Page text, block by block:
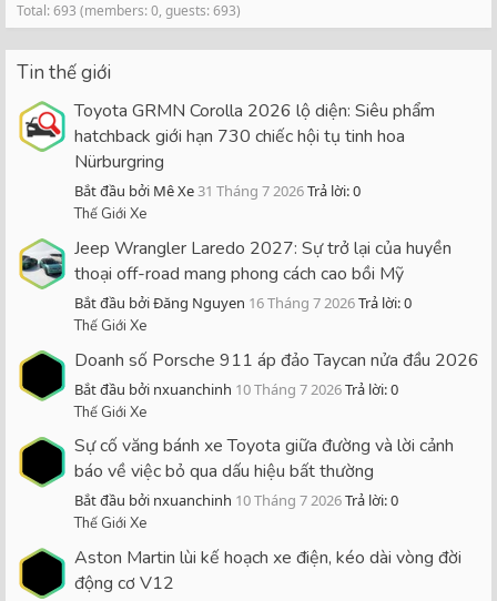
Total: 693 (members: 0, guests: 693)
Tin thế giới
Toyota GRMN Corolla 2026 lộ diện: Siêu phẩm
hatchback giới hạn 730 chiếc hội tụ tinh hoa
Nürburgring
Bắt đầu bởi Mê Xe31 Tháng 7 2026Trả lời: 0
Thế Giới Xe
Jeep Wrangler Laredo 2027: Sự trở lại của huyền
thoại off-road mang phong cách cao bồi Mỹ
Bắt đầu bởi Đăng Nguyen 16 Tháng 7 2026Trả lời: 0
Thế Giới Xe
Doanh số Porsche 911 áp đảo Taycan nửa đầu 2026
Bắt đầu bởi nxuanchinh 10 Tháng 7 2026Trả lời: 0
Thế Giới Xe
Sự cố văng bánh xe Toyota giữa đường và lời cảnh
báo về việc bỏ qua dấu hiệu bất thường
Bắt đầu bởi nxuanchinh 10 Tháng 7 2026Trả lời: 0
Thế Giới Xe
Aston Martin lùi kế hoạch xe điện, kéo dài vòng đời
động cơ V12